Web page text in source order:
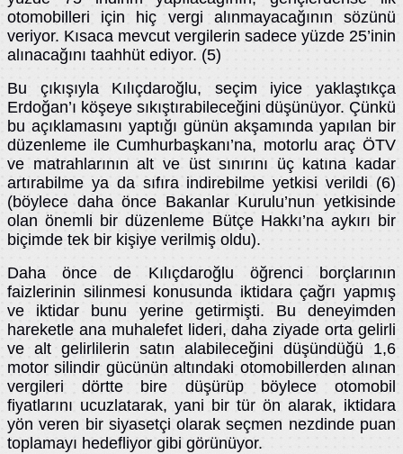
otomobilleri için hiç vergi alınmayacağının sözünü
veriyor. Kısaca mevcut vergilerin sadece yüzde 25’inin
alınacağını taahhüt ediyor. (5)
Bu çıkışıyla Kılıçdaroğlu, seçim iyice yaklaştıkça
Erdoğan’ı köşeye sıkıştırabileceğini düşünüyor. Çünkü
bu açıklamasını yaptığı günün akşamında yapılan bir
düzenleme ile Cumhurbaşkanı’na, motorlu araç ÖTV
ve matrahlarının alt ve üst sınırını üç katına kadar
artırabilme ya da sıfıra indirebilme yetkisi verildi (6)
(böylece daha önce Bakanlar Kurulu’nun yetkisinde
olan önemli bir düzenleme Bütçe Hakkı’na aykırı bir
biçimde tek bir kişiye verilmiş oldu).
Daha önce de Kılıçdaroğlu öğrenci borçlarının
faizlerinin silinmesi konusunda iktidara çağrı yapmış
ve iktidar bunu yerine getirmişti. Bu deneyimden
hareketle ana muhalefet lideri, daha ziyade orta gelirli
ve alt gelirlilerin satın alabileceğini düşündüğü 1,6
motor silindir gücünün altındaki otomobillerden alınan
vergileri dörtte bire düşürüp böylece otomobil
fiyatlarını ucuzlatarak, yani bir tür ön alarak, iktidara
yön veren bir siyasetçi olarak seçmen nezdinde puan
toplamayı hedefliyor gibi görünüyor.